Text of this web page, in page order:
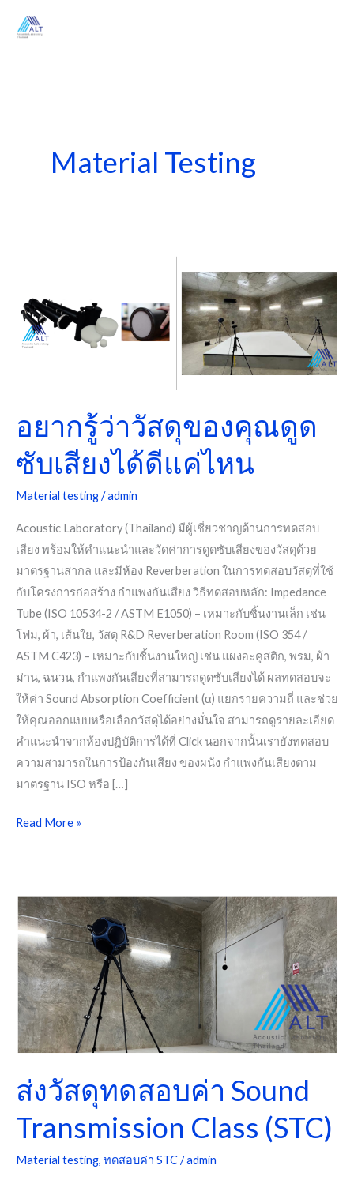
content
Material Testing
อยากรู้ว่าวัสดุของคุณดูด
ซับเสียงได้ดีแค่ไหน
Material testing/admin
Acoustic Laboratory (Thailand) มีผู้เชี่ยวชาญด้านการทดสอบ
เสียง พร้อมให้คำแนะนำและวัดค่าการดูดซับเสียงของวัสดุด้วย
มาตรฐานสากล และมีห้อง Reverberation ในการทดสอบวัสดุที่ใช้
กับโครงการก่อสร้าง กำแพงกันเสียง วิธีทดสอบหลัก: Impedance
Tube (ISO 10534-2 / ASTM E1050) – เหมาะกับชิ้นงานเล็ก เช่น
โฟม, ผ้า, เส้นใย, วัสดุ R&D Reverberation Room (ISO 354 /
ASTM C423) – เหมาะกับชิ้นงานใหญ่ เช่น แผงอะคูสติก, พรม, ผ้า
ม่าน, ฉนวน, กำแพงกันเสียงที่สามารถดูดซับเสียงได้ ผลทดสอบจะ
ให้ค่า Sound Absorption Coefficient (α) แยกรายความถี่ และช่วย
ให้คุณออกแบบหรือเลือกวัสดุได้อย่างมั่นใจ สามารถดูรายละเอียด
คำแนะนำจากห้องปฏิบัติการได้ที่ Click นอกจากนั้นเรายังทดสอบ
ความสามารถในการป้องกันเสียง ของผนัง กำแพงกันเสียงตาม
มาตรฐาน ISO หรือ […]
ว่า
วัสดุ
ของ
เสียง
ได้
แค่
ไหน
Read More »
ส่งวัสดุทดสอบค่า Sound
Transmission Class (STC)
Material testing, ทดสอบค่า STC/admin
ส่ง
วัสดุ
ทดสอบ
ค่า
Sound
Transmission
Class
(STC)